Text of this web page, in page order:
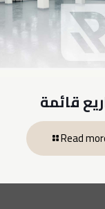
قائمة
Read